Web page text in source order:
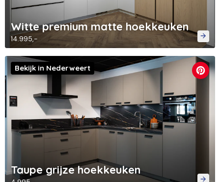
Witte premium matte hoekkeuken
14.995,-
Taupe grijze hoekkeuken
Bekijk in Nederweert